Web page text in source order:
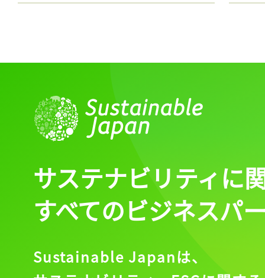
記事をお気に入りに
ログインが必
サステナビリティに
すべてのビジネスパ
Sustainable Japanは、